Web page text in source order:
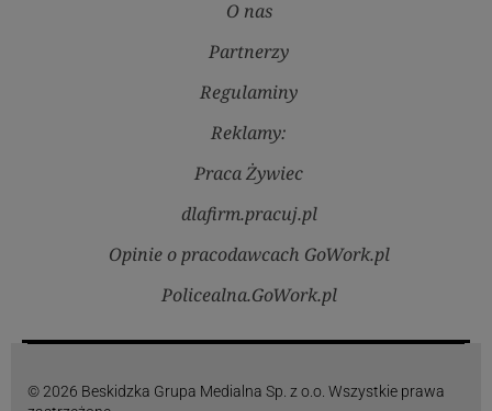
O nas
Partnerzy
Regulaminy
Reklamy:
Praca Żywiec
dlafirm.pracuj.pl
Opinie o pracodawcach GoWork.pl
Policealna.GoWork.pl
© 2026 Beskidzka Grupa Medialna Sp. z o.o. Wszystkie prawa